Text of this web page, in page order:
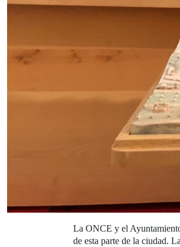
La ONCE y el
de esta parte de la ciudad.